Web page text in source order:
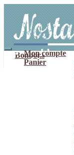
navigation
contenu
Mon compte
Panier
Bonbons